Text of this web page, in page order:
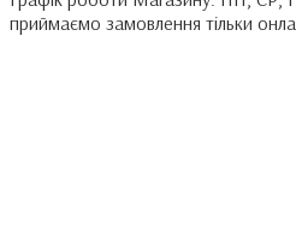
приймаємо замовлення тільки